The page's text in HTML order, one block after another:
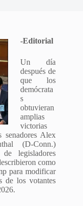
-Editorial
Un día
después de
que los
demócrata
s
obtuvieran
amplias
victorias
senadores Alex
(D-Conn.)
legisladores
como
para modificar
de los votantes